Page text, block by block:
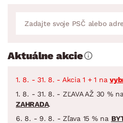
Aktuálne akcie
1. 8. - 31. 8. - Akcia 1 + 1 na
1. 8. - 31. 8. - ZĽAVA AŽ 30 %
ZAHRADA.
6. 8. - 9. 8. - Zľava 15 % na